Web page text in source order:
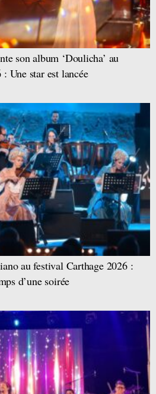
son album ‘Doulicha’ au
Une star est lancée
au festival Carthage 2026 :
d’une soirée